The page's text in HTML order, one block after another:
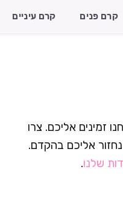
קרם פנים קרם עיניים
זמינים אליכם. צרו
אליכם בהקדם.
שלנו.